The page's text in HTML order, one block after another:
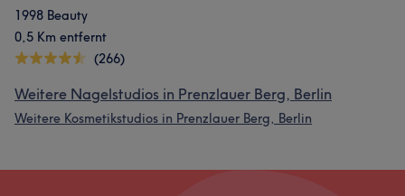
1998 Beauty
0,5 Km entfernt
(266)
Weitere Nagelstudios in Prenzlauer Berg, Berlin
Weitere Kosmetikstudios in Prenzlauer Berg, Berlin